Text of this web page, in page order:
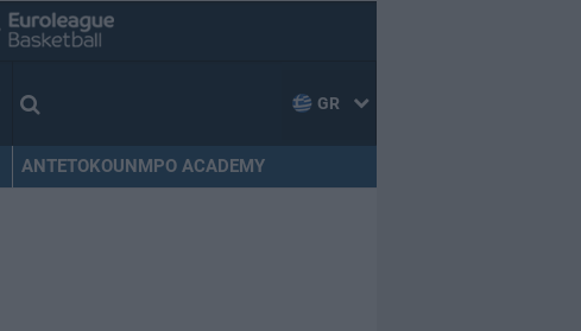
GR
ANTETOKOUNMPO ACADEMY